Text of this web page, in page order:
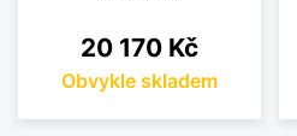
Cena
20 170 Kč
Obvykle skladem